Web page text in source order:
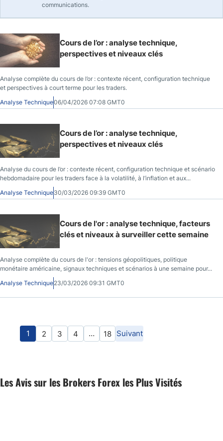
communications.
Cours de l’or : analyse technique,
perspectives et niveaux clés
Analyse complète du cours de l’or : contexte récent, configuration technique
et perspectives à court terme pour les traders.
Analyse Technique06/04/2026 07:08 GMT0
Cours de l’or : analyse technique,
perspectives et niveaux clés
Analyse du cours de l’or : contexte récent, configuration technique et scénario
hebdomadaire pour les traders face à la volatilité, à l’inflation et aux...
Analyse Technique30/03/2026 09:39 GMT0
Cours de l'or : analyse technique, facteurs
clés et niveaux à surveiller cette semaine
Analyse complète du cours de l'or : tensions géopolitiques, politique
monétaire américaine, signaux techniques et scénarios à une semaine pour...
Analyse Technique23/03/2026 09:31 GMT0
1 2 3 4 … 18 Suivant
Les Avis sur les Brokers Forex les Plus Visités